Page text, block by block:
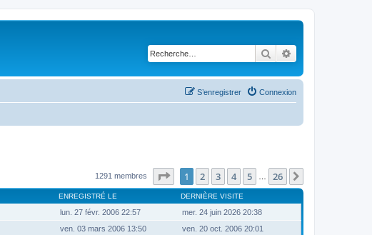
Rechercher
Connexion
S’enregistrer
1291 membres Page sur26
1 2 3 4 5 26
ENREGISTRÉ LE DERNIÈRE VISITE
lun. 27 févr. 2006 22:57
mer. 24 juin 2026 20:38
ven. 03 mars 2006 13:50
ven. 20 oct. 2006 20:01